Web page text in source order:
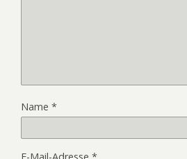
Name *